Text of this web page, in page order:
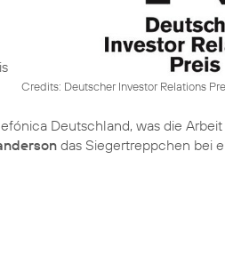
Credits: Deutscher Investor Relations
Deutschland, was die
das Siegertreppchen bei